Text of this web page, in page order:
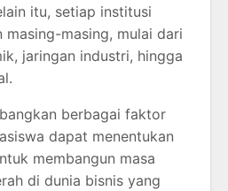
itu, setiap institusi
masing-masing, mulai dari
jaringan industri, hingga
berbagai faktor
dapat menentukan
membangun masa
di dunia bisnis yang